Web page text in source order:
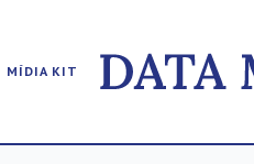
MÍDIA KIT